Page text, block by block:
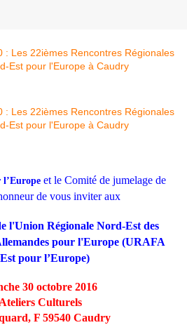
et le Comité de jumelage de
de vous inviter aux
l'Union Régionale Nord-Est des
pour l'Europe (URAFA
pour l’Europe)
30 octobre 2016
Culturels
F 59540 Caudry